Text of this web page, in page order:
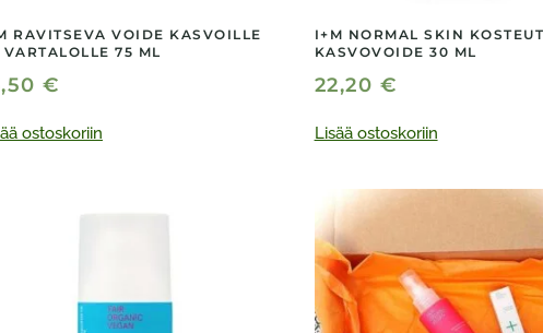
RAVITSEVA VOIDE KASVOILLE
VARTALOLLE 75 ML
€
ostoskoriin
I+M NORMAL SKIN
KASVOVOIDE 30 ML
22,20 €
Lisää ostoskoriin